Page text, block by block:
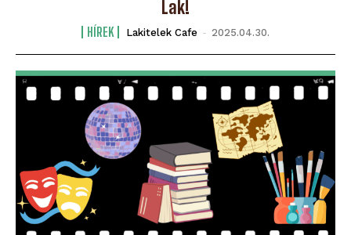
Lak!
HÍREK Lakitelek Cafe - 2025.04.30.